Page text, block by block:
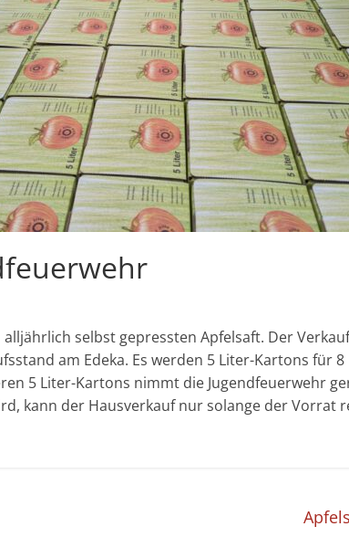
selbst gepressten Apfelsaft. Der
am Edeka. Es werden 5 Liter-Kartons für
5 Liter-Kartons nimmt die Jugendfeuerwehr
kann der Hausverkauf nur solange der Vorrat